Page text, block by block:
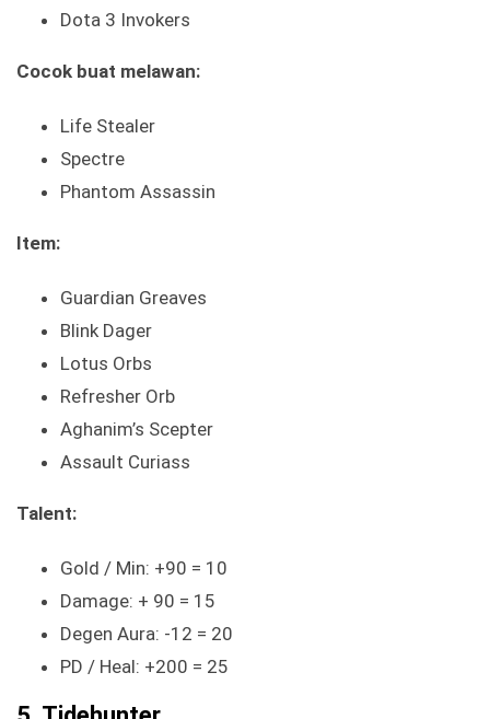
Dota 3 Invokers
Cocok buat melawan:
Life Stealer
Spectre
Phantom Assassin
Item:
Guardian Greaves
Blink Dager
Lotus Orbs
Refresher Orb
Aghanim’s Scepter
Assault Curiass
Talent:
Gold / Min: +90 = 10
Damage: + 90 = 15
Degen Aura: -12 = 20
PD / Heal: +200 = 25